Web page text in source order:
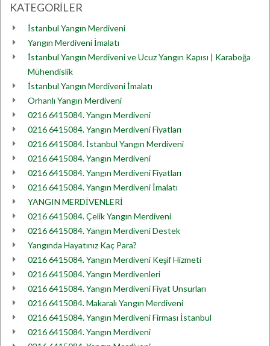
KATEGORİLER
İstanbul Yangın Merdiveni
Yangın Merdiveni İmalatı
İstanbul Yangın Merdiveni ve Ucuz Yangın Kapısı | Karaboğa
Mühendislik
İstanbul Yangın Merdiveni İmalatı
Orhanlı Yangın Merdiveni
0216 6415084. Yangın Merdiveni
0216 6415084. Yangın Merdiveni Fiyatları
0216 6415084. İstanbul Yangın Merdiveni
0216 6415084. Yangın Merdiveni
0216 6415084. Yangın Merdiveni Fiyatları
0216 6415084. Yangın Merdiveni İmalatı
YANGIN MERDİVENLERİ
0216 6415084. Çelik Yangın Merdiveni
0216 6415084. Yangın Merdiveni Destek
Yangında Hayatınız Kaç Para?
0216 6415084. Yangın Merdiveni Keşif Hizmeti
0216 6415084. Yangın Merdivenleri
0216 6415084. Yangın Merdiveni Fiyat Unsurları
0216 6415084. Makaralı Yangın Merdiveni
0216 6415084. Yangın Merdiveni Firması İstanbul
0216 6415084. Yangın Merdiveni